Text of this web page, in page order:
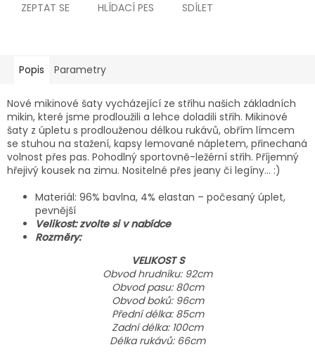
ZEPTAT SE HLÍDACÍ PES SDÍLET
Popis Parametry
Nové mikinové šaty vycházející ze střihu našich základních
mikin, které jsme prodloužili a lehce doladili střih. Mikinové
šaty z úpletu s prodlouženou délkou rukávů, obřím límcem
se stuhou na stažení, kapsy lemované nápletem, přinechaná
volnost přes pas. Pohodlný sportovně-ležérní střih. Příjemný
hřejivý kousek na zimu. Nositelné přes jeany či legíny... :)
Materiál: 96% bavlna, 4% elastan – počesaný úplet,
pevnější
Velikost: zvolte si v nabídce
Rozměry:
VELIKOST S
Obvod hrudníku: 92cm
Obvod pasu: 80cm
Obvod boků: 96cm
Přední délka: 85cm
Zadní délka: 100cm
Délka rukávů: 66cm